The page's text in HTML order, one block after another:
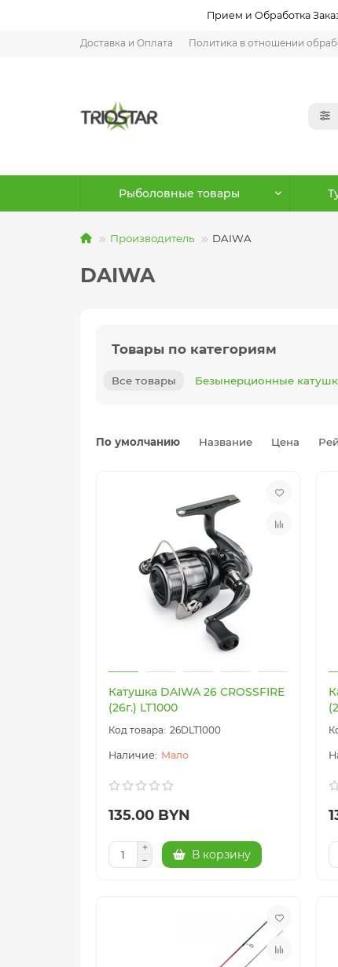
Прием и Обработка
Доставка и Оплата Политика в отношении
Рыболовные товары
Производитель DAIWA
DAIWA
Товары по категориям
Все товары Безынерционные
По умолчанию Название Цена
Катушка DAIWA 26 CROSSFIRE
(26г.) LT1000
26DLT1000
Мало
135.00 BYN
В корзину